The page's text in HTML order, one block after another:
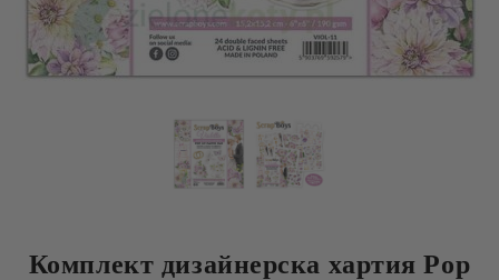
Комплект дизайнерска хартия Pop